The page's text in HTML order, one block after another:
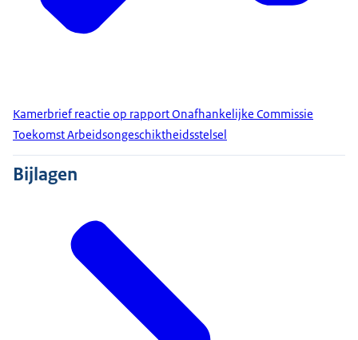
Kamerbrief reactie op rapport Onafhankelijke Commissie
Toekomst Arbeidsongeschiktheidsstelsel
Bijlagen